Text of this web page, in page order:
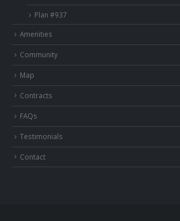
Plan #937
Amenities
Community
Map
Contracts
FAQs
Testimonials
Contact